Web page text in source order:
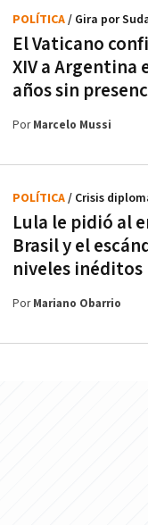
El Vaticano
XIV a Argentina
años sin
POLÍTICA/ Gira por
PorMarcelo Mussi
Lula le pidió al
Brasil y el
niveles inéditos
POLÍTICA/ Crisis
PorMariano Obarrio